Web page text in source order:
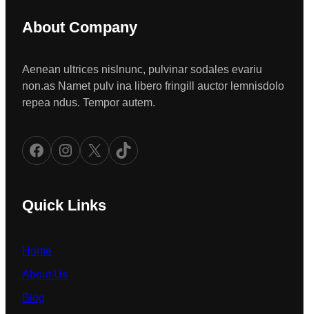
About Company
Aenean ultrices nislnunc, pulvinar sodales evariu
non.as Namet pulv ina libero fringill auctor lemnisdolo
repea ndus. Tempor autem.
Facebook Instagram X TikTok
Quick Links
Home
About Us
Blog